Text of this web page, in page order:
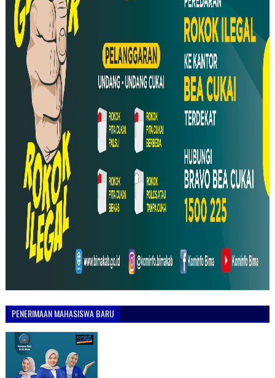
PENERIMAAN MAHASISWA BARU